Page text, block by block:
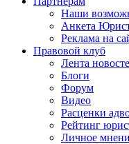
Наши
Анкета
Реклама на
Правовой клуб
Лента
Блоги
Форум
Видео
Расценки
Рейтинг
Личное